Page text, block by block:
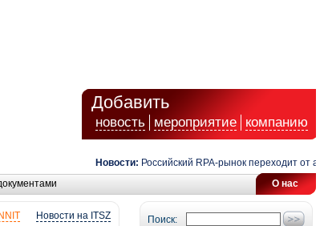
Добавить
новость мероприятие компанию
Новости: Российский RPA-рынок переходит от
О нас
Поиск:
Новости на ITSZ